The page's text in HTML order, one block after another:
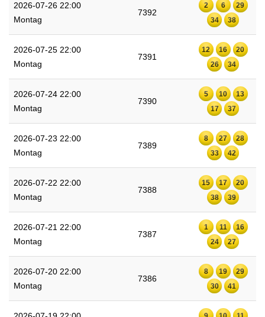
2026-07-26 22:00
Montag
7392
2 6
29
34
38
2026-07-25 22:00
Montag
7391
12 16
20
26
34
2026-07-24 22:00
Montag
7390
5 10
13
17
37
2026-07-23 22:00
Montag
7389
8 27
28
33
42
2026-07-22 22:00
Montag
7388
15 17
20
38
39
2026-07-21 22:00
Montag
7387
1 11
16
24
27
2026-07-20 22:00
Montag
7386
8 19
29
30
41